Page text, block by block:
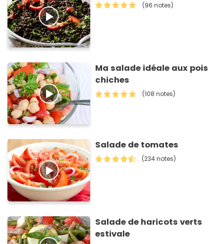
(96 notes)
Ma salade idéale aux pois
chiches
(108 notes)
Salade de tomates
(234 notes)
Salade de haricots verts
estivale